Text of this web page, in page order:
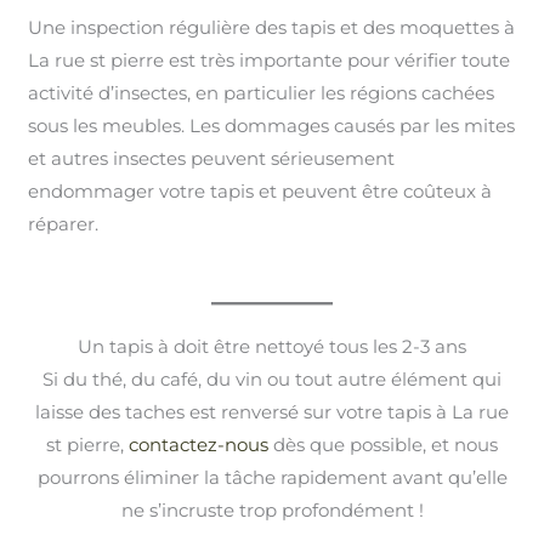
Une inspection régulière des tapis et des moquettes à
La rue st pierre est très importante pour vérifier toute
activité d’insectes, en particulier les régions cachées
sous les meubles. Les dommages causés par les mites
et autres insectes peuvent sérieusement
endommager votre tapis et peuvent être coûteux à
réparer.
Un tapis à doit être nettoyé tous les 2-3 ans
Si du thé, du café, du vin ou tout autre élément qui
laisse des taches est renversé sur votre tapis à La rue
st pierre, contactez-nous dès que possible, et nous
pourrons éliminer la tâche rapidement avant qu’elle
ne s’incruste trop profondément !